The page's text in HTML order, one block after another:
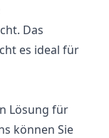
Das
es ideal für
Lösung für
können Sie